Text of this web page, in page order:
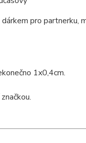
pro partnerku,
1x0,4cm.